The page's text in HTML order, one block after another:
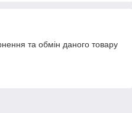
та обмін даного товару